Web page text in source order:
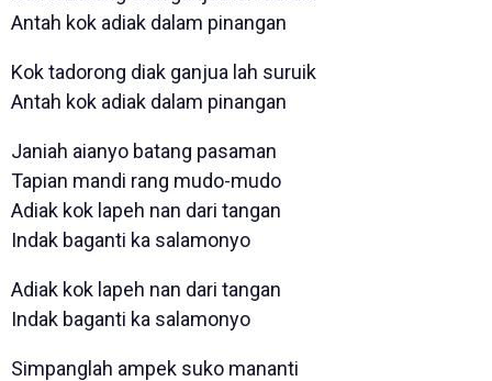
Antah kok adiak dalam pinangan
Kok tadorong diak ganjua lah suruik
Antah kok adiak dalam pinangan
Janiah aianyo batang pasaman
Tapian mandi rang mudo-mudo
Adiak kok lapeh nan dari tangan
Indak baganti ka salamonyo
Adiak kok lapeh nan dari tangan
Indak baganti ka salamonyo
Simpanglah ampek suko mananti